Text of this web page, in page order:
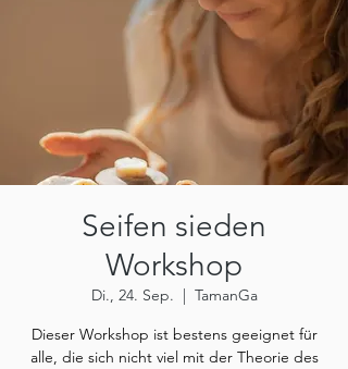
Seifen sieden
Workshop
Di., 24. Sep.
  |
TamanGa
Dieser Workshop ist bestens geeignet für
alle, die sich nicht viel mit der Theorie des